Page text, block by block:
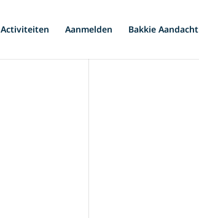
Activiteiten Aanmelden Bakkie Aandacht